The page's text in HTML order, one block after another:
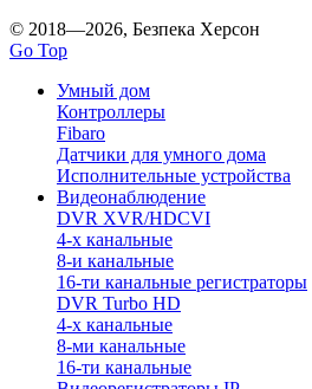
© 2018—2026, Безпека Херсон
Go Top
Умный дом
Контроллеры
Fibaro
Датчики для умного дома
Исполнительные устройства
Видеонаблюдение
DVR XVR/HDCVI
4-x канальные
8-и канальные
16-ти канальные регистраторы
DVR Turbo HD
4-х канальные
8-ми канальные
16-ти канальные